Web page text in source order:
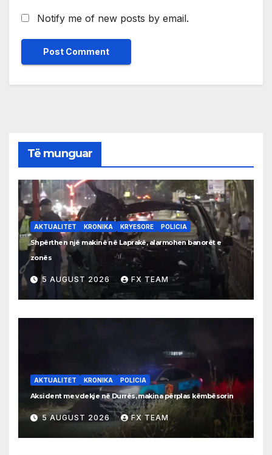
Notify me of new posts by email.
Të munguar
AKTUALITET KRONIKA KRYESORE POLICIA
Shpërthen një makinë në Laprakë, alarmohen banorët e
zonës
5 AUGUST 2026 FX TEAM
AKTUALITET KRONIKA POLICIA
Aksident me vdekje në Durrës, makina përplas këmbësorin
5 AUGUST 2026 FX TEAM